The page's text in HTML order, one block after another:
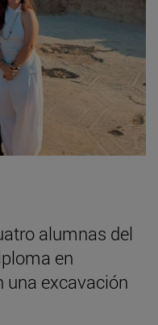
alumnas del
en
una excavación